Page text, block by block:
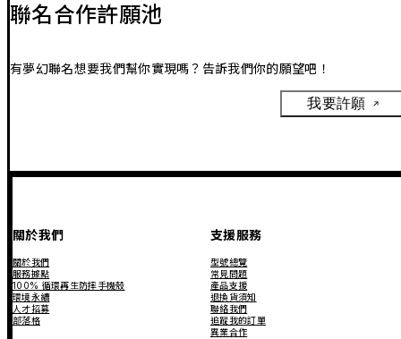
聯名合作許願池
有夢幻聯名想要我們幫你實現嗎？告訴我們你的願望吧！
我要許願
關於我們
關於我們
服務據點
100% 循環再生防摔手機殼
環境永續
人才招募
部落格
支援服務
型號總覽
常見問題
產品支援
退換貨須知
聯絡我們
追蹤我的訂單
異業合作